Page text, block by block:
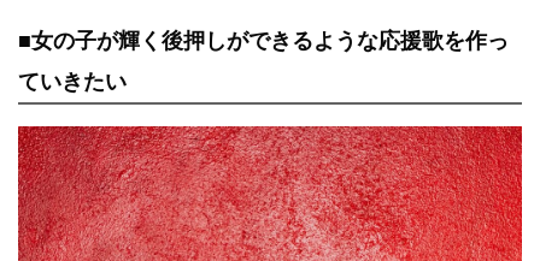
■女の子が輝く後押しができるような応援歌を作っ
ていきたい